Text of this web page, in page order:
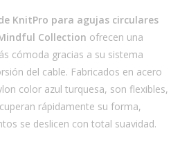
KnitPro para agujas circulares
Collection ofrecen una
cómoda gracias a su sistema
del cable. Fabricados en acero
color azul turquesa, son flexibles,
rápidamente su forma,
se deslicen con total suavidad.